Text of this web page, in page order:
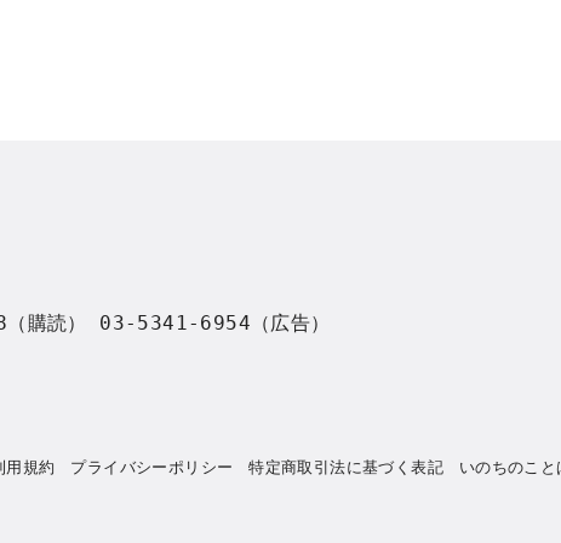
購読） 03-5341-6954（広告）
用規約 プライバシーポリシー 特定商取引法に基づく表記 いのちのこと